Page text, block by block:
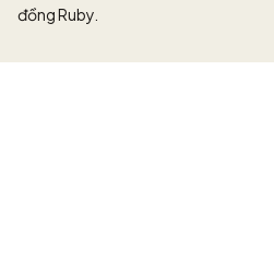
đồng Ruby.